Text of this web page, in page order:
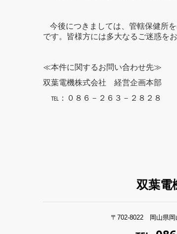
今後につきましては、管轄保健所
です。皆様方には多大なるご迷惑を
≪本件に関するお問い合わせ先≫
双葉電機株式会社 経営企画本部
℡：０８６－２６３－２８２８
双葉電
〒702-8022 岡山県岡